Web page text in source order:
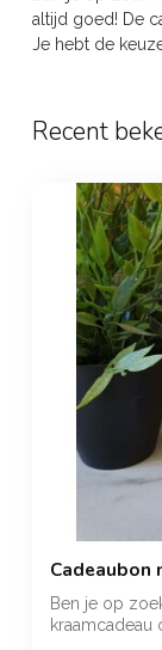
altijd goed! De
Je hebt de
Recent
Cadeaubon
Ben je op
kraamcadeau